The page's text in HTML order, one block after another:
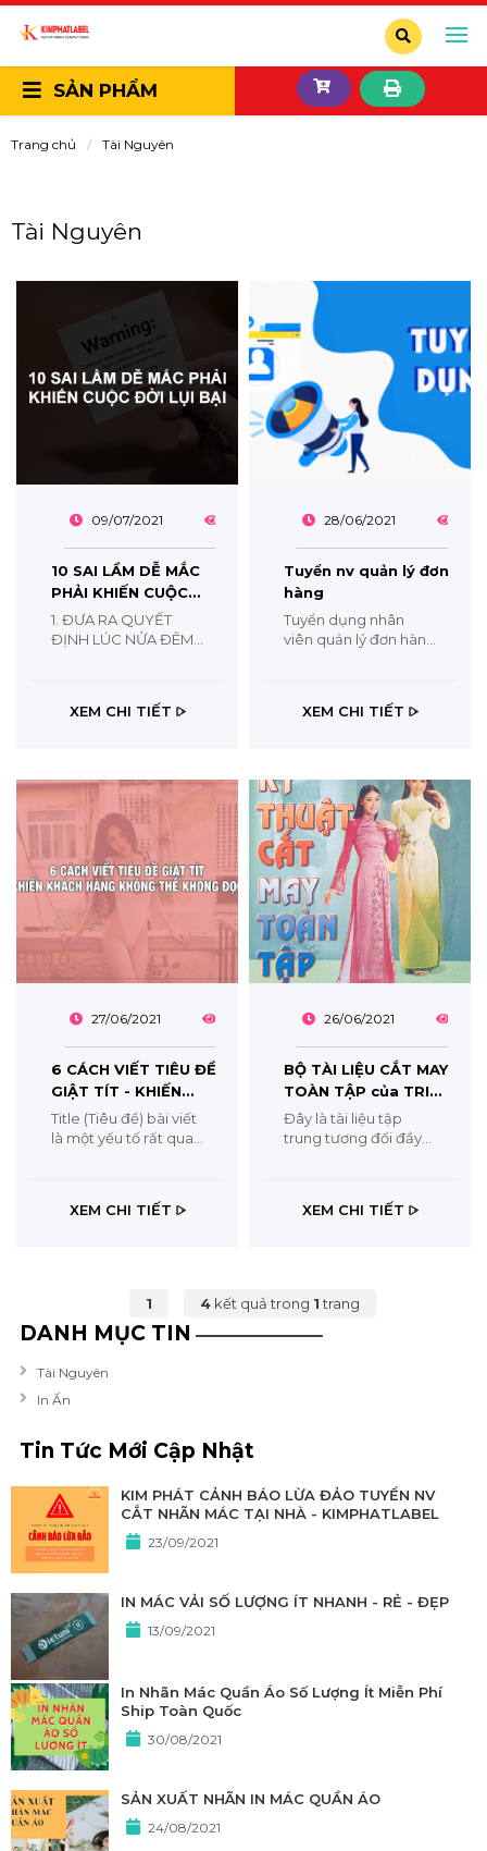
SẢN PHẨM
Trang chủ Tài Nguyên
Tài Nguyên
09/07/2021
10 SAI LẦM DỄ MẮC
PHẢI KHIẾN CUỘC
ĐỜI LỤI BẠI
1. ĐƯA RA QUYẾT
ĐỊNH LÚC NỬA ĐÊM
hơn ban ngày, khiến
hơn. Chính bởi vì điều
này,...
XEM CHI TIẾT
28/06/2021
Tuyển nv quản lý đơn
hàng
Tuyển dụng nhân
viên quản lý đơn hàng
NHÂN SỰ VỊ TRÍ
việc Hồ Chí Minh
Lương 4.000.000 -
6.000.000 VNĐ Cấp
bậc Nhân viên Ngành
nghề Hành chính /...
XEM CHI TIẾT
27/06/2021
6 CÁCH VIẾT TIÊU ĐỀ
GIẬT TÍT - KHIẾN
KHÁCH HÀNG KHÔNG
THỂ KHÔNG CLICK
Title (Tiêu đề) bài viết
là một yếu tố rất quan
hợp bạn SEO từ khóa
XEM CHI TIẾT
26/06/2021
BỘ TÀI LIỆU CẮT MAY
TOÀN TẬP của TRIỆU
THỊ CHƠI
Đây là tài liệu tập
trung tương đối đầy
triển khai thực hiện
XEM CHI TIẾT
1 4kết quả trong 1trang
DANH MỤC TIN
Tài Nguyên
In Ấn
Tin Tức Mới Cập Nhật
KIM PHÁT CẢNH BÁO LỪA ĐẢO TUYỂN NV
CẮT NHÃN MÁC TẠI NHÀ - KIMPHATLABEL
23/09/2021
IN MÁC VẢI SỐ LƯỢNG ÍT NHANH - RẺ - ĐẸP
13/09/2021
In Nhãn Mác Quần Áo Số Lượng Ít Miễn Phí
Ship Toàn Quốc
30/08/2021
SẢN XUẤT NHÃN IN MÁC QUẦN ÁO
24/08/2021